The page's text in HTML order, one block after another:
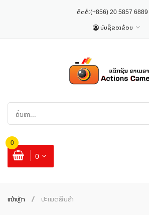
ຕິດຕໍ່:(+856) 20 5857 6889
ບັນຊີຂອງຂ້ອຍ
0
0
ໜ້າຫຼັກ ປະເພດສິນຄ້າ